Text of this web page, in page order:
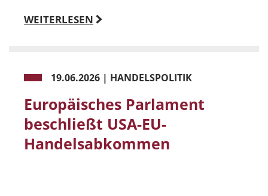
WEITERLESEN
19.06.2026 | HANDELSPOLITIK
Europäisches Parlament
beschließt USA-EU-
Handelsabkommen